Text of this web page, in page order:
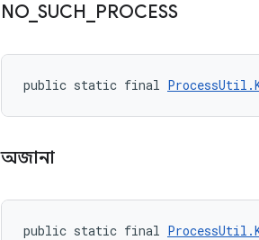
NO SUCH PROCESS
public static final
অজানা
public static final